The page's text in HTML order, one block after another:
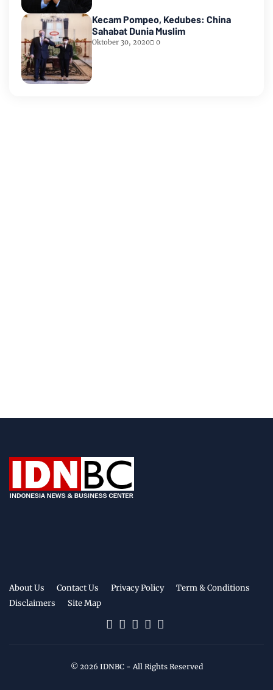
Kecam Pompeo, Kedubes: China
Sahabat Dunia Muslim
Oktober 30, 2020 0
About Us Contact Us Privacy Policy
Term & Conditions
Disclaimers
Site Map
© 2026 IDNBC- All Rights Reserved